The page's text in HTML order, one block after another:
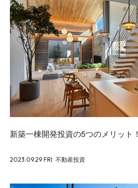
新築一棟開発投資の5つのメリット！
2023.09.29 FRI 不動産投資